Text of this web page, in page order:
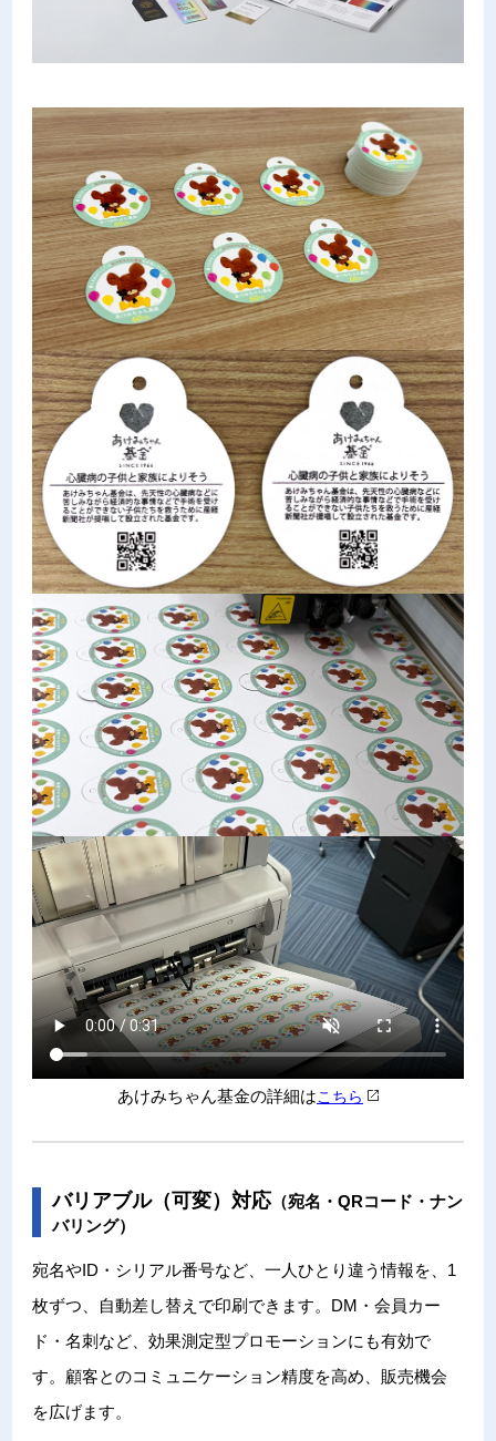
あけみちゃん基金の詳細はこちら
バリアブル（可変）対応（宛名・QRコード・ナン
バリング）
宛名やID・シリアル番号など、一人ひとり違う情報を、1
枚ずつ、自動差し替えで印刷できます。DM・会員カー
ド・名刺など、効果測定型プロモーションにも有効で
す。顧客とのコミュニケーション精度を高め、販売機会
を広げます。